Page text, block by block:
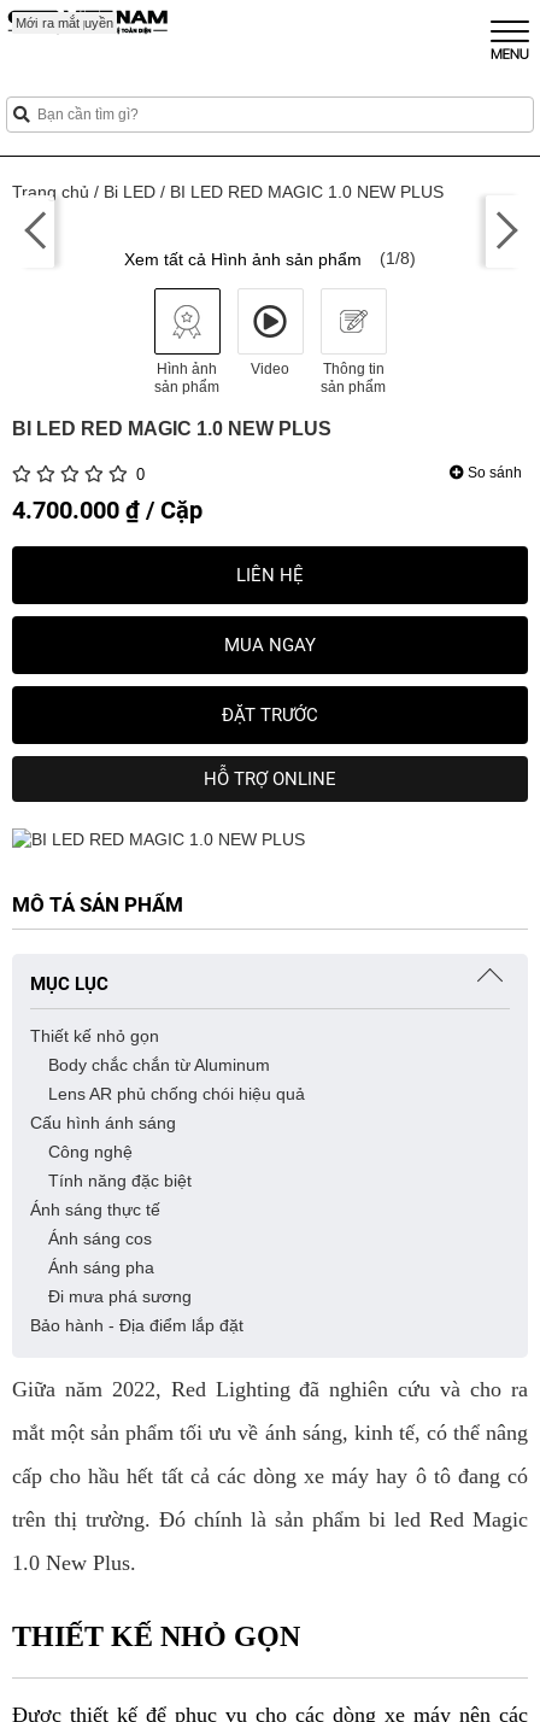
Trang chủ / Bi LED / BI LED RED MAGIC 1.0 NEW PLUS
Xem tất cả Hình ảnh sản phẩm (1/8)
Hình ảnh
sản phẩm
Video
Thông tin
sản phẩm
BI LED RED MAGIC 1.0 NEW PLUS
0 So sánh
4.700.000 ₫ / Cặp
LIÊN HỆ
MUA NGAY
ĐẶT TRƯỚC
HỖ TRỢ ONLINE
MÔ TẢ SẢN PHẨM
MỤC LỤC
Thiết kế nhỏ gọn
Body chắc chắn từ Aluminum
Lens AR phủ chống chói hiệu quả
Cấu hình ánh sáng
Công nghệ
Tính năng đặc biệt
Ánh sáng thực tế
Ánh sáng cos
Ánh sáng pha
Đi mưa phá sương
Bảo hành - Địa điểm lắp đặt
Giữa năm 2022, Red Lighting đã nghiên cứu và cho ra
mắt một sản phẩm tối ưu về ánh sáng, kinh tế, có thể nâng
cấp cho hầu hết tất cả các dòng xe máy hay ô tô đang có
trên thị trường. Đó chính là sản phẩm bi led Red Magic
1.0 New Plus.
THIẾT KẾ NHỎ GỌN
Được thiết kế để phục vụ cho các dòng xe máy nên các
Mới Độc quyền
Sắp ra mắt
Mới
Mới